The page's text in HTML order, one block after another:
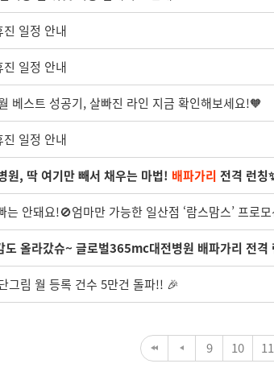
일정 안내
일정 안내
베스트 성공기, 살빠진 라인 지금 확인해보세요!🧡
일정 안내
원, 딱 여기만 빼서 채우는 마법! 배파가리 전격 런칭
안돼요!🚫엄마만 가능한 일산점 ‘람스맘스’ 프로
도 올라갔슈~ 글로벌365mc대전병원 배파가리 전격
그림 월 등록 건수 5만건 돌파!! 🎉
9 10 11